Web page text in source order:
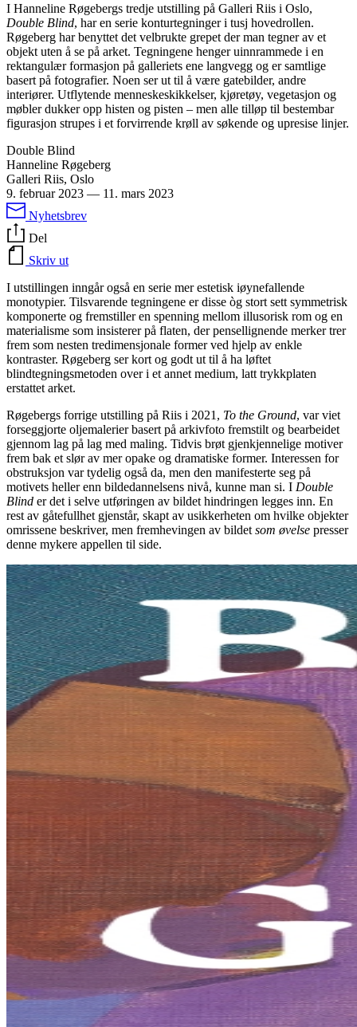
I Hanneline Røgebergs tredje utstilling på Galleri Riis i Oslo,
Double Blind, har en serie konturtegninger i tusj hovedrollen.
Røgeberg har benyttet det velbrukte grepet der man tegner av et
objekt uten å se på arket. Tegningene henger uinnrammede i en
rektangulær formasjon på galleriets ene langvegg og er samtlige
basert på fotografier. Noen ser ut til å være gatebilder, andre
interiører. Utflytende menneskeskikkelser, kjøretøy, vegetasjon og
møbler dukker opp histen og pisten – men alle tilløp til bestembar
figurasjon strupes i et forvirrende krøll av søkende og upresise linjer.
Double Blind
Hanneline Røgeberg
Galleri Riis, Oslo
9. februar 2023 — 11. mars 2023
Nyhetsbrev
Del
Skriv ut
I utstillingen inngår også en serie mer estetisk iøynefallende
monotypier. Tilsvarende tegningene er disse òg stort sett symmetrisk
komponerte og fremstiller en spenning mellom illusorisk rom og en
materialisme som insisterer på flaten, der pensellignende merker trer
frem som nesten tredimensjonale former ved hjelp av enkle
kontraster. Røgeberg ser kort og godt ut til å ha løftet
blindtegningsmetoden over i et annet medium, latt trykkplaten
erstattet arket.
Røgebergs forrige utstilling på Riis i 2021, To the Ground, var viet
forseggjorte oljemalerier basert på arkivfoto fremstilt og bearbeidet
gjennom lag på lag med maling. Tidvis brøt gjenkjennelige motiver
frem bak et slør av mer opake og dramatiske former. Interessen for
obstruksjon var tydelig også da, men den manifesterte seg på
motivets heller enn bildedannelsens nivå, kunne man si. I Double
Blind er det i selve utføringen av bildet hindringen legges inn. En
rest av gåtefullhet gjenstår, skapt av usikkerheten om hvilke objekter
omrissene beskriver, men fremhevingen av bildet som øvelse presser
denne mykere appellen til side.